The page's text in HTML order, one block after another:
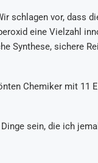
schlagen vor, dass
eine Vielzahl
Synthese, sichere
Chemiker mit 11
sein, die ich